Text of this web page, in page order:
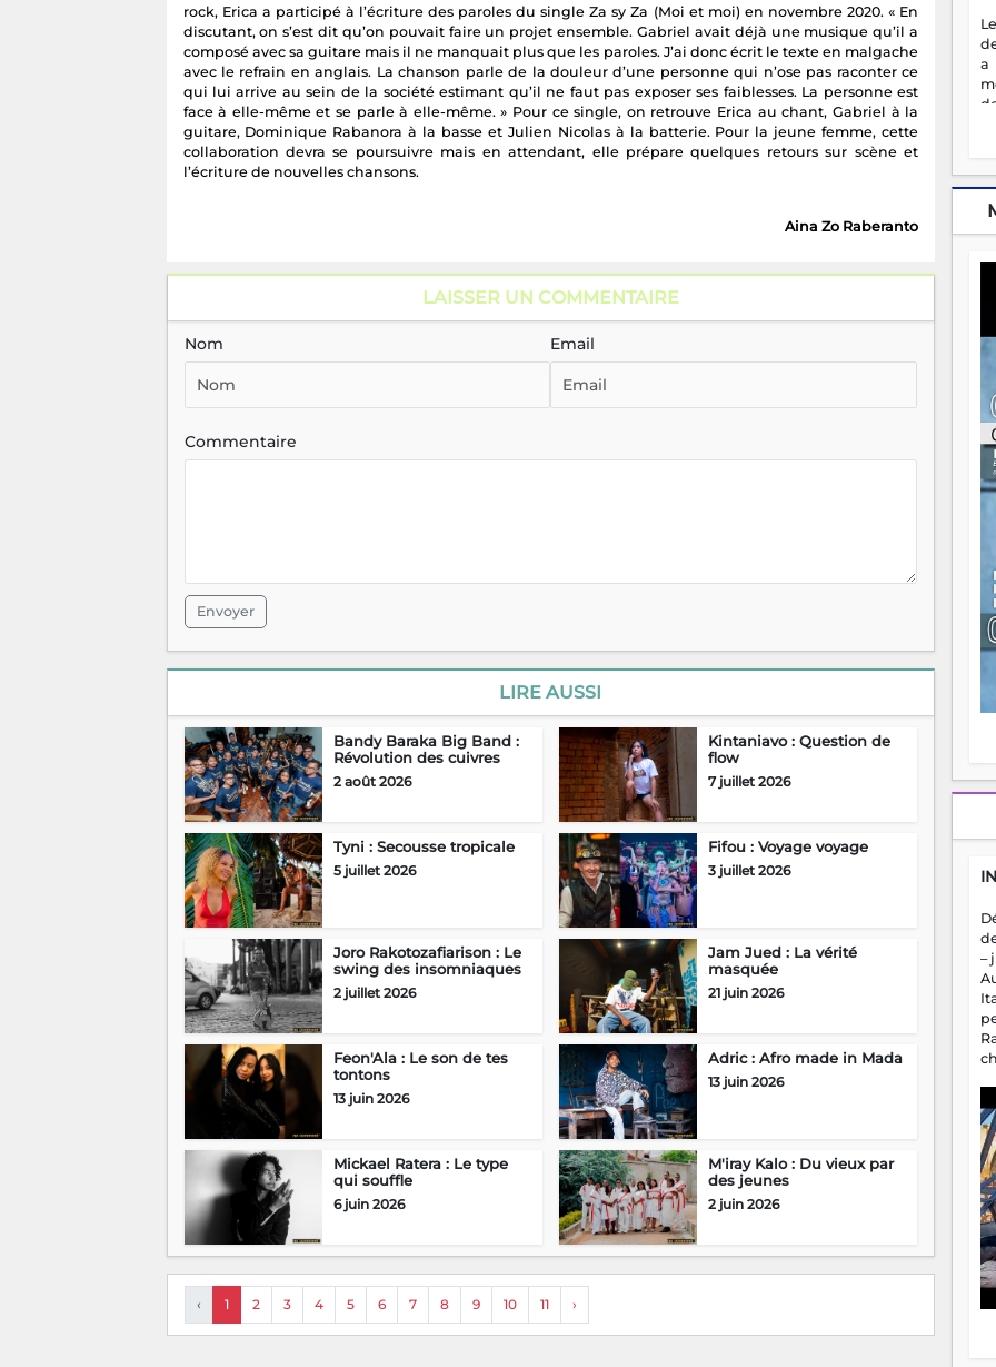
rock, Erica a participé à l’écriture des paroles du single Za sy Za (Moi et moi) en novembre 2020. « En
discutant, on s’est dit qu’on pouvait faire un projet ensemble. Gabriel avait déjà une musique qu’il a
composé avec sa guitare mais il ne manquait plus que les paroles. J’ai donc écrit le texte en malgache
avec le refrain en anglais. La chanson parle de la douleur d’une personne qui n’ose pas raconter ce
qui lui arrive au sein de la société estimant qu’il ne faut pas exposer ses faiblesses. La personne est
face à elle-même et se parle à elle-même. » Pour ce single, on retrouve Erica au chant, Gabriel à la
guitare, Dominique Rabanora à la basse et Julien Nicolas à la batterie. Pour la jeune femme, cette
collaboration devra se poursuivre mais en attendant, elle prépare quelques retours sur scène et
l’écriture de nouvelles chansons.
Aina Zo Raberanto
LAISSER UN COMMENTAIRE
Nom Email
Commentaire
Envoyer
LIRE AUSSI
Bandy Baraka Big Band :
Révolution des cuivres
2 août 2026
Kintaniavo : Question de
flow
7 juillet 2026
Tyni : Secousse tropicale
5 juillet 2026
Fifou : Voyage voyage
3 juillet 2026
Joro Rakotozafiarison : Le
swing des insomniaques
2 juillet 2026
Jam Jued : La vérité
masquée
21 juin 2026
Feon'Ala : Le son de tes
tontons
13 juin 2026
Adric : Afro made in Mada
13 juin 2026
Mickael Ratera : Le type
qui souffle
6 juin 2026
M'iray Kalo : Du vieux par
des jeunes
2 juin 2026
‹ 1 2 3 4 5 6 7 8 9 10 11 ›
a
–